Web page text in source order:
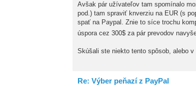
Avšak pár užívateľov tam spomínalo
pod.) tam spraviť knverziu na EUR (s
spať na Paypal. Znie to síce trochu
úspora cez 300$ za pár prevodov
Skúšali ste niekto tento spôsob, alebo
Re: Výber peňazí z PayPal